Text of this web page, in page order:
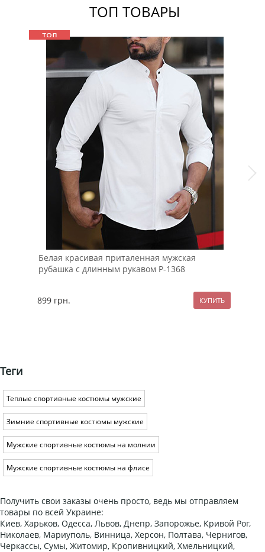
ТОП ТОВАРЫ
Белая красивая приталенная мужская
рубашка с длинным рукавом Р-1368
899 грн.
Теги
Теплые спортивные костюмы мужские
Зимние спортивные костюмы мужские
Мужские спортивные костюмы на молнии
Мужские спортивные костюмы на флисе
Получить свои заказы очень просто, ведь мы отправляем
товары по всей Украине:
Киев, Харьков, Одесса, Львов, Днепр, Запорожье, Кривой Рог,
Николаев, Мариуполь, Винница, Херсон, Полтава, Чернигов,
Черкассы, Сумы, Житомир, Кропивницкий, Хмельницкий,